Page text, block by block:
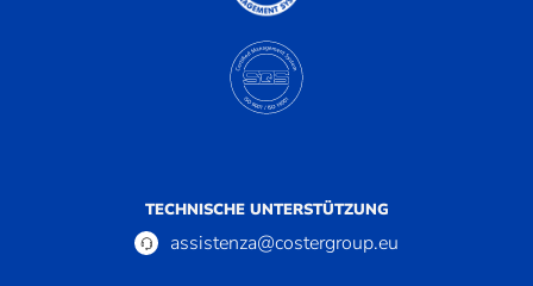
TECHNISCHE UNTERSTÜTZUNG
assistenza@costergroup.eu